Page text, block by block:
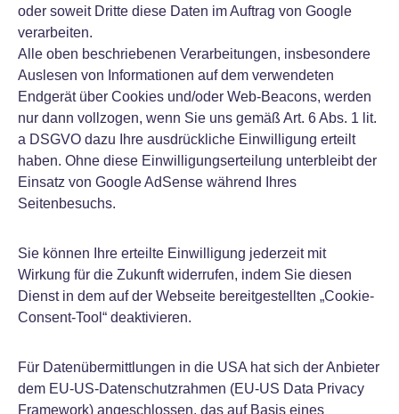
oder soweit Dritte diese Daten im Auftrag von Google
verarbeiten.
Alle oben beschriebenen Verarbeitungen, insbesondere
Auslesen von Informationen auf dem verwendeten
Endgerät über Cookies und/oder Web-Beacons, werden
nur dann vollzogen, wenn Sie uns gemäß Art. 6 Abs. 1 lit.
a DSGVO dazu Ihre ausdrückliche Einwilligung erteilt
haben. Ohne diese Einwilligungserteilung unterbleibt der
Einsatz von Google AdSense während Ihres
Seitenbesuchs.
Sie können Ihre erteilte Einwilligung jederzeit mit
Wirkung für die Zukunft widerrufen, indem Sie diesen
Dienst in dem auf der Webseite bereitgestellten „Cookie-
Consent-Tool“ deaktivieren.
Für Datenübermittlungen in die USA hat sich der Anbieter
dem EU-US-Datenschutzrahmen (EU-US Data Privacy
Framework) angeschlossen, das auf Basis eines